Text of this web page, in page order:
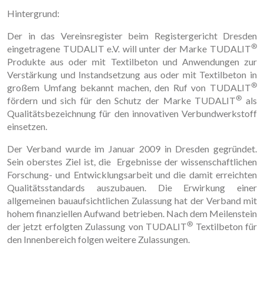
Hintergrund:
Der in das Vereinsregister beim Registergericht Dresden
eingetragene TUDALIT e.V. will unter der Marke TUDALIT®
Produkte aus oder mit Textilbeton und Anwendungen zur
Verstärkung und Instandsetzung aus oder mit Textilbeton in
großem Umfang bekannt machen, den Ruf von TUDALIT®
fördern und sich für den Schutz der Marke TUDALIT® als
Qualitätsbezeichnung für den innovativen Verbundwerkstoff
einsetzen.
Der Verband wurde im Januar 2009 in Dresden gegründet.
Sein oberstes Ziel ist, die Ergebnisse der wissenschaftlichen
Forschung- und Entwicklungsarbeit und die damit erreichten
Qualitätsstandards auszubauen. Die Erwirkung einer
allgemeinen bauaufsichtlichen Zulassung hat der Verband mit
hohem finanziellen Aufwand betrieben. Nach dem Meilenstein
der jetzt erfolgten Zulassung von TUDALIT® Textilbeton für
den Innenbereich folgen weitere Zulassungen.